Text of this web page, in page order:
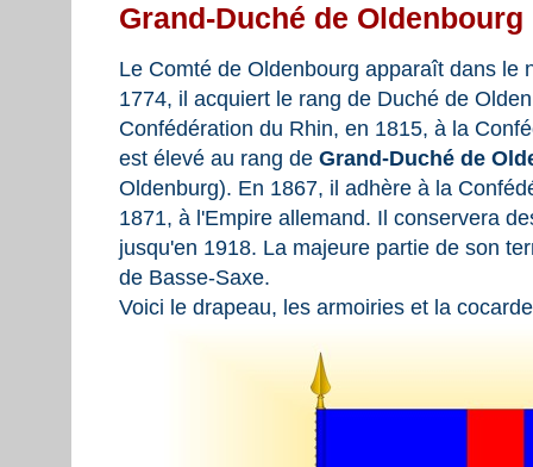
Grand-Duché de Oldenbourg
Le Comté de Oldenbourg apparaît dans le
1774, il acquiert le rang de Duché de
Confédération du Rhin, en 1815, à la
est élevé au rang de Grand-Duché de
Oldenburg). En 1867, il adhère à la
1871, à l'Empire allemand. Il conservera
jusqu'en 1918. La majeure partie de son
de Basse-Saxe.
Voici le drapeau, les armoiries et la